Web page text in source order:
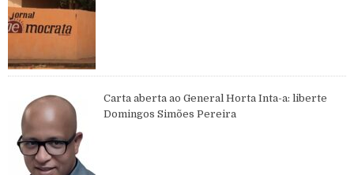
Carta aberta ao General Horta Inta-a: liberte
Domingos Simões Pereira